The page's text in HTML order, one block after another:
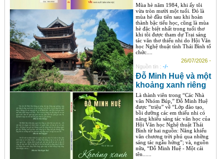
Mùa hè năm 1984, khi ấy tôi
vừa tròn mười một tuổi. Đó là
mùa hè đầu tiên sau khi hoàn
thành bậc tiểu học, cũng là mùa
hè đặc biệt nhất trong tuổi thơ
khi tôi được tham dự Trại sáng
tác văn thơ thiếu nhi do Hội Văn
học Nghệ thuật tỉnh Thái Bình tổ
chức....
26/07/2026 -
Nguồn tin : -/-
Đỗ Minh Huệ và một
khoảng xanh riêng
Là thành viên trong “Các Nhà
văn Nhóm Búp,” Đỗ Minh Huệ
được “triệu” về “Lớp đào tạo,
bồi dưỡng các em thiếu nhi có
năng khiếu sáng tác văn học của
Hội Văn học Nghệ thuật Thái
Bình từ hai nguồn: Năng khiếu
văn chương trời phú qua những
sáng tác ngẫu hứng”; và, nguồn
nữa, “Đỗ Minh Huệ - Một cái
tên......